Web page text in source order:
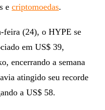
e criptomoedas.
feira (24), o HYPE se
em US$ 39,
encerrando a semana
atingido seu recorde
a US$ 58.